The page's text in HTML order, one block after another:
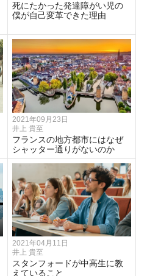
死にたかった発達障がい児の
僕が自己変革できた理由
2021年09月23日
井上 貴至
フランスの地方都市にはなぜ
シャッター通りがないのか
2021年04月11日
井上 貴至
スタンフォードが中高生に教
えていること